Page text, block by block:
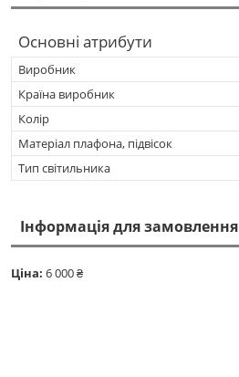
Основні атрибути
Виробник
Країна виробник
Колір
Матеріал плафона, підвісок
Тип світильника
Інформація для замовлення
Ціна: 6 000 ₴